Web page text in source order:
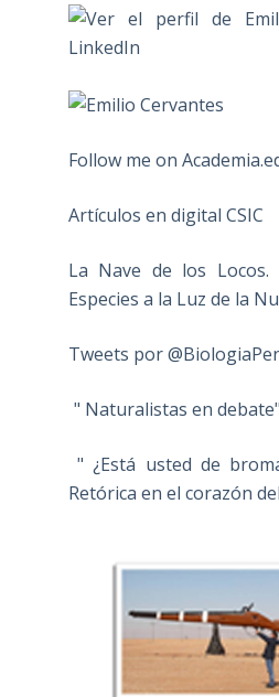
Follow me on
Artículos en digital CSIC
La Nave de los
Especies a la Luz de la
Tweets por
" Naturalistas en debate"
" ¿Está usted de
Retórica en el corazón